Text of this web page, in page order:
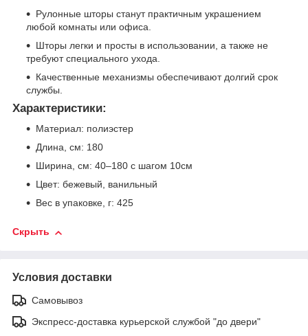
Рулонные шторы станут практичным украшением
любой комнаты или офиса.
Шторы легки и просты в использовании, а также не
требуют специального ухода.
Качественные механизмы обеспечивают долгий срок
службы.
Характеристики:
Материал: полиэстер
Длина, см: 180
Ширина, см: 40–180 с шагом 10см
Цвет: бежевый, ванильный
Вес в упаковке, г: 425
Скрыть
Условия доставки
Самовывоз
Экспресс-доставка курьерской службой "до двери"